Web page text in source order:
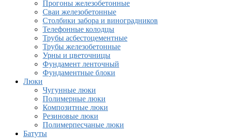
Прогоны железобетонные
Сваи железобетонные
Столбики забора и виноградников
Телефонные колодцы
Трубы асбестоцементные
Трубы железобетонные
Урны и цветочницы
Фундамент ленточный
Фундаментные блоки
Люки
Чугунные люки
Полимерные люки
Композитные люки
Резиновые люки
Полимерпесчаные люки
Батуты